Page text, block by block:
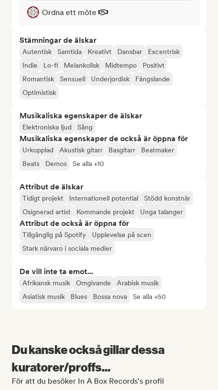
Ordna ett möte
Stämningar de älskar
Autentisk Samtida Kreativt Dansbar
Excentrisk
Indie
Lo-fi Melankolisk Midtempo
Positivt
Romantisk
Sensuell Underjordisk
Fängslande
Optimistisk
Musikaliska egenskaper de älskar
Elektroniska ljud Sång
Musikaliska egenskaper de också är öppna för
Urkopplad Akustisk gitarr Basgitarr
Beatmaker
Beats
Demos Se alla +10
Attribut de älskar
Tidigt projekt Internationell potential
Stödd konstnär
Osignerad artist
Kommande projekt Unga talanger
Attribut de också är öppna för
Tillgänglig på Spotify
Upplevelse på scen
Stark närvaro i sociala medier
De vill inte ta emot...
Afrikansk musik Omgivande
Arabisk musik
Asiatisk musik
Blues Bossa nova Se alla +50
Du kanske också gillar dessa
kuratorer/proffs...
För att du besöker In A Box Records's profil